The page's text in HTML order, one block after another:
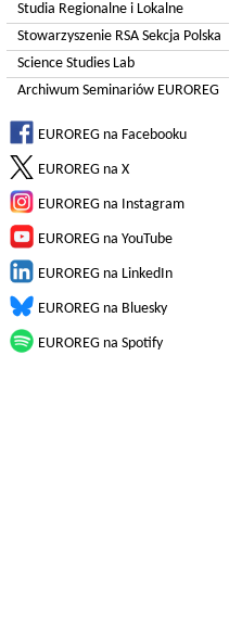
Studia Regionalne i Lokalne
Stowarzyszenie RSA Sekcja Polska
Science Studies Lab
Archiwum Seminariów EUROREG
EUROREG na Facebooku
EUROREG na X
EUROREG na Instagram
EUROREG na YouTube
EUROREG na LinkedIn
EUROREG na Bluesky
EUROREG na Spotify